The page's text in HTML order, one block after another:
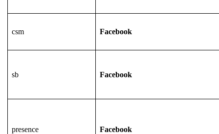
csm Facebook
sb Facebook
presence Facebook